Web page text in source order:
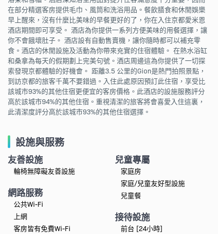
在部分精選客房提供毛巾、風筒和洗浴用品。餐飲膳食和休閒娛樂
早上醒來，沒有什麼比美味的早餐更好的了，你在入住京都愛米恩
酒店期間即可享受。 酒店為你提供一系列方便美味的用餐選擇，讓
你不會餓壞肚子。 酒店設有自動售賣機，讓你隨時都可以補充零
食。酒店的休閒設施及活動為你帶來充實的住宿體驗。 在熱水浴缸
和桑拿為每天的假期劃上完美句號。酒店周邊這為你提供了一切探
索發現京都體驗的好機會。 距離3.5 公里的Gion是熱門拍照景點，
到訪京都的旅客千萬不要錯過。入住此處原因預訂此住宿，享受比
該城市93%的其他住宿更便宜的客房價格。此酒店的設施服務評分
高於該城市94%的其他住宿。重視清潔的旅客將會喜愛入住這裏，
此清潔度評分高於該城市93%的其他住宿選擇。
設施與服務
友善設施
輪椅無障礙友善設施
網路服務
公共Wi-Fi
上網
客房皆有免費Wi-Fi
兒童專屬
家庭房
家庭/兒童友好型設施
兒童餐
接待設施
前台 [24小時]